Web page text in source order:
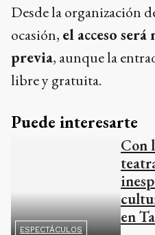
Desde la organización
ocasión, el acceso
previa, aunque la
libre y gratuita.
Puede interesarte
ESPECTÁCULOS
Con
en